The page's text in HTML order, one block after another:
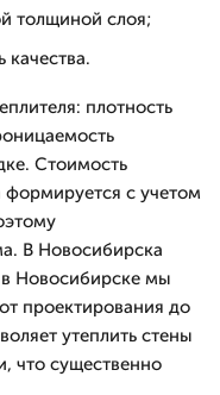
толщиной слоя;
плотность
Стоимость
с учетом
В Новосибирска
Новосибирске мы
проектирования до
утеплить стены
что существенно